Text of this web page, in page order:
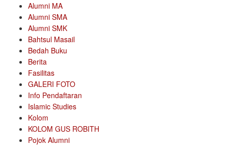
Alumni MA
Alumni SMA
Alumni SMK
Bahtsul Masail
Bedah Buku
Berita
Fasilitas
GALERI FOTO
Info Pendaftaran
Islamic Studies
Kolom
KOLOM GUS ROBITH
Pojok Alumni